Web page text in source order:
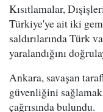
Kısıtlamalar,
Türkiye'ye ait iki
saldırılarında Türk
yaralandığını
Ankara, savaşan
güvenliğini
çağrısında bulundu.